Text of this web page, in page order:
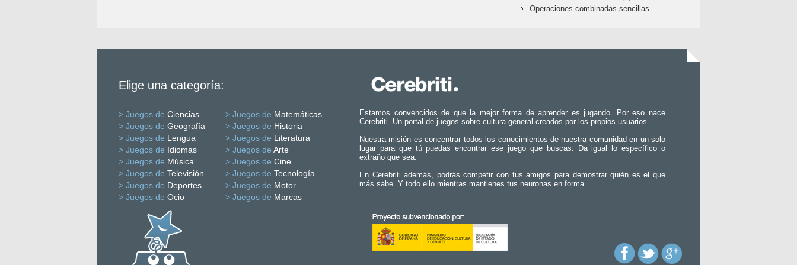
Operaciones combinadas sencillas
Elige una categoría:
> Juegos de Ciencias > Juegos de Matemáticas
> Juegos de Geografía > Juegos de Historia
> Juegos de Lengua > Juegos de Literatura
> Juegos de Idiomas > Juegos de Arte
> Juegos de Música > Juegos de Cine
> Juegos de Televisión > Juegos de Tecnología
> Juegos de Deportes > Juegos de Motor
> Juegos de Ocio > Juegos de Marcas
Estamos convencidos de que la mejor forma de aprender es jugando. Por eso nace
Cerebriti. Un portal de juegos sobre cultura general creados por los propios usuarios.
Nuestra misión es concentrar todos los conocimientos de nuestra comunidad en un solo
lugar para que tú puedas encontrar ese juego que buscas. Da igual lo específico o
extraño que sea.
En Cerebriti además, podrás competir con tus amigos para demostrar quién es el que
más sabe. Y todo ello mientras mantienes tus neuronas en forma.